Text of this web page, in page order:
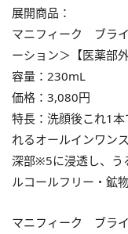
展開商品：
マニフィーク ブラ
ーション＞【医薬部外
容量：230mL
価格：3,080円
特長：洗顔後これ1
れるオールインワン
深部※5に浸透し、う
ルコールフリー・鉱
マニフィーク ブラ